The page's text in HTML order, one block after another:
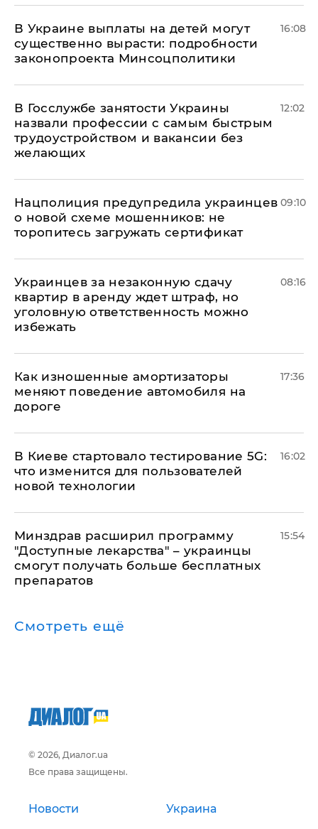
В Украине выплаты на детей могут
существенно вырасти: подробности
законопроекта Минсоцполитики
16:08
В Госслужбе занятости Украины
назвали профессии с самым быстрым
трудоустройством и вакансии без
желающих
12:02
Нацполиция предупредила украинцев
о новой схеме мошенников: не
торопитесь загружать сертификат
09:10
Украинцев за незаконную сдачу
квартир в аренду ждет штраф, но
уголовную ответственность можно
избежать
08:16
Как изношенные амортизаторы
меняют поведение автомобиля на
дороге
17:36
В Киеве стартовало тестирование 5G:
что изменится для пользователей
новой технологии
16:02
Минздрав расширил программу
"Доступные лекарства" – украинцы
смогут получать больше бесплатных
препаратов
15:54
Смотреть ещё
© 2026, Диалог.ua
Все права защищены.
Новости Украина